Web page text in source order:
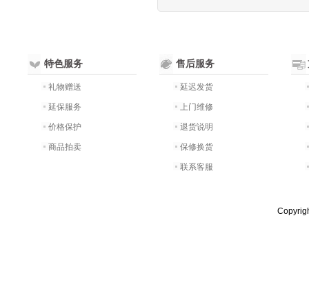
特色服务
礼物赠送
延保服务
价格保护
商品拍卖
售后服务
延迟发货
上门维修
退货说明
保修换货
联系客服